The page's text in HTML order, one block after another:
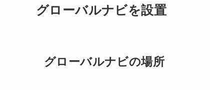
グローバルナビを設置
グローバルナビの場所